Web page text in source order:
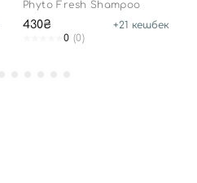
Phyto Fresh Shampoo
430₴ +21 кешбек
0 (0)